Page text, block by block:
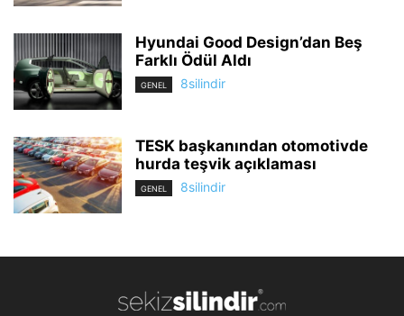
Hyundai Good Design’dan Beş
Farklı Ödül Aldı
GENEL 8silindir
TESK başkanından otomotivde
hurda teşvik açıklaması
GENEL 8silindir